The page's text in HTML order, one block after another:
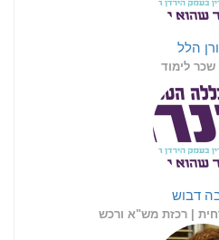
הלל
שכר לימוד
דבוש
| רכזת מש"א ורכש